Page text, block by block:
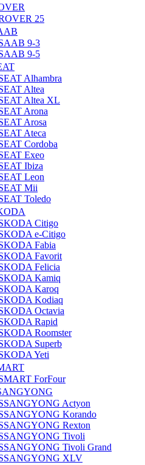
25
9-3
9-5
Alhambra
Altea
Altea XL
Arona
Arosa
Ateca
Cordoba
Exeo
Ibiza
Leon
Mii
Toledo
Citigo
e-Citigo
Fabia
Favorit
Felicia
Kamiq
Karoq
Kodiaq
Octavia
Rapid
Roomster
Superb
Yeti
ForFour
Actyon
Korando
Rexton
Tivoli
Tivoli Grand
SSANGYONG XLV